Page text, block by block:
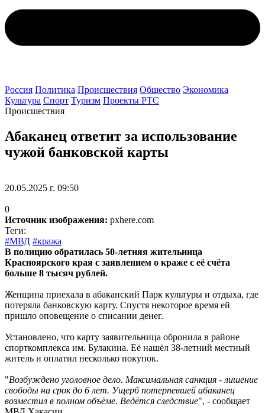
Россия Политика Происшествия Общество Экономика
Культура Спорт Туризм Проекты РТС
Происшествия
Абаканец ответит за использование
чужой банковской карты
20.05.2025 г. 09:50
0
Источник изображения: pxhere.com
Теги:
#МВД #кража
В полицию обратилась 50-летняя жительница
Красноярского края с заявлением о краже с её счёта
больше 8 тысяч рублей.
Женщина приехала в абаканский Парк культуры и отдыха, где
потеряла банковскую карту. Спустя некоторое время ей
пришло оповещение о списании денег.
Установлено, что карту заявительница обронила в районе
спорткомплекса им. Булакина. Её нашёл 38-летний местный
житель и оплатил несколько покупок.
"Возбуждено уголовное дело. Максимальная санкция - лишение
свободы на срок до 6 лет. Ущерб потерпевшей абаканец
возместил в полном объёме. Ведётся следствие", - сообщает